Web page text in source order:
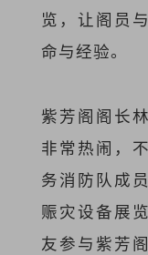
览，让阁员
命与经验。
紫芳阁阁长
非常热闹，
务消防队成
赈灾设备展
友参与紫芳